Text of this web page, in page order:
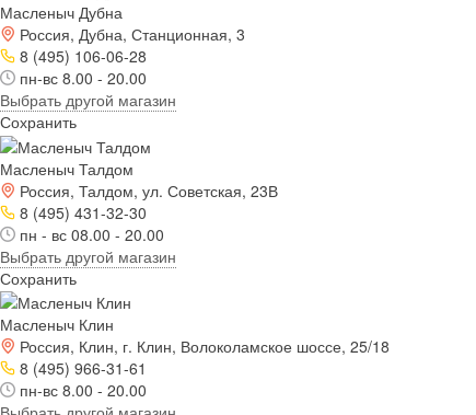
Масленыч Дубна
Россия, Дубна, Станционная, 3
8 (495) 106-06-28
пн-вс 8.00 - 20.00
Выбрать другой магазин
Сохранить
Масленыч Талдом
Россия, Талдом, ул. Советская, 23В
8 (495) 431-32-30
пн - вс 08.00 - 20.00
Выбрать другой магазин
Сохранить
Масленыч Клин
Россия, Клин, г. Клин, Волоколамское шоссе, 25/18
8 (495) 966-31-61
пн-вс 8.00 - 20.00